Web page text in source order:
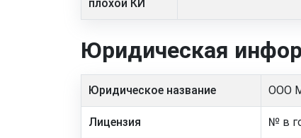
плохой КИ
Юридическая
Юридическое название ООО
Лицензия № в